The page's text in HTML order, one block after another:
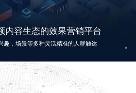
内容生态的效果营销平台
趣，场景等多种灵活精准的人群触达